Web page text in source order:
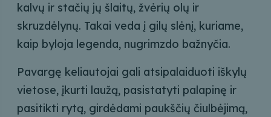
kalvų ir stačių jų šlaitų, žvėrių olų ir
skruzdėlynų. Takai veda į gilų slėnį, kuriame,
kaip byloja legenda, nugrimzdo bažnyčia.
Pavargę keliautojai gali atsipalaiduoti iškylų ​​​​
vietose, įkurti laužą, pasistatyti palapinę ir
pasitikti rytą, girdėdami paukščių čiulbėjimą,